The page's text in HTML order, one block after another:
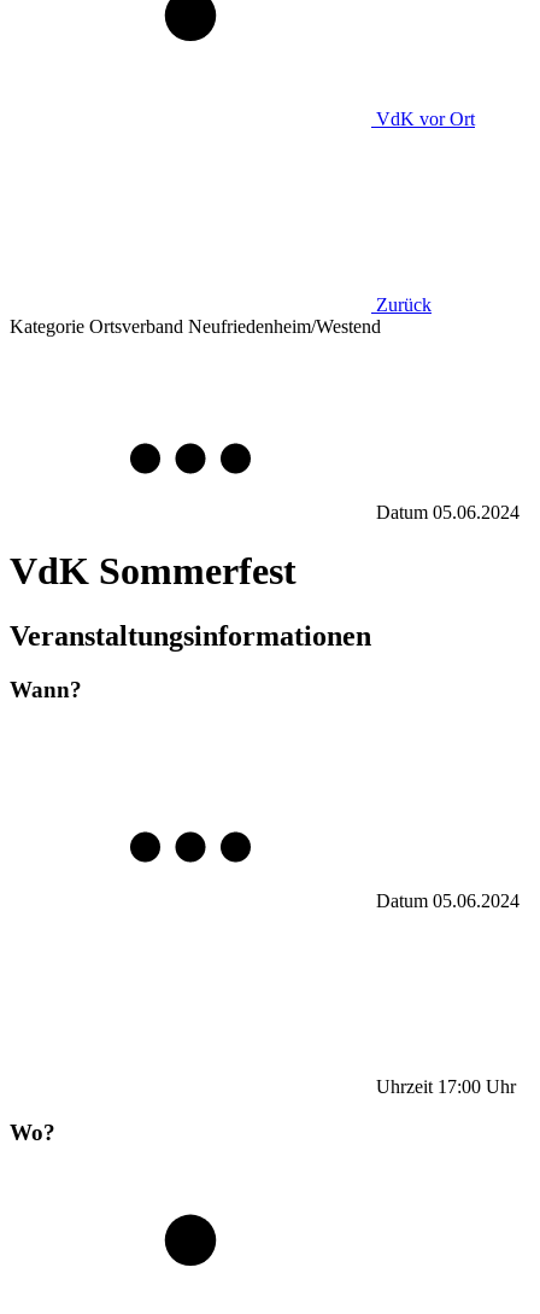
VdK vor Ort
Zurück
Kategorie Ortsverband Neufriedenheim/Westend
Datum 05.06.2024
VdK Sommerfest
Veranstaltungsinformationen
Wann?
Datum 05.06.2024
Uhrzeit 17:00 Uhr
Wo?